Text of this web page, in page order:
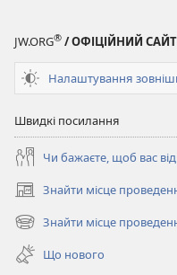
JW.ORG® / ОФІЦІЙНИЙ САЙТ
Налаштування
Швидкі посилання
Чи бажаєте, щоб вас
Знайти місце
(відкривається
у
новому
вікні)
Знайти місце
(відкривається
новому
Що нового